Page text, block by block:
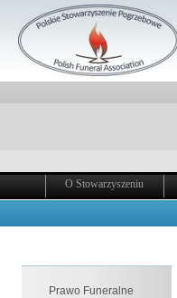
O Stowarzyszeniu
Prawo Funeralne